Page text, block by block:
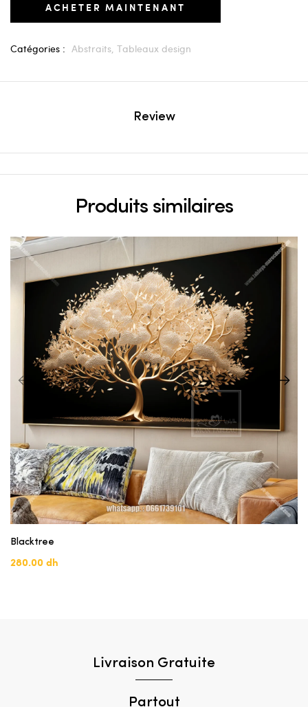
ACHETER MAINTENANT
Catégories : Abstraits, Tableaux design
Review
Produits similaires
Blacktree
280.00 dh
Livraison Gratuite
Partout